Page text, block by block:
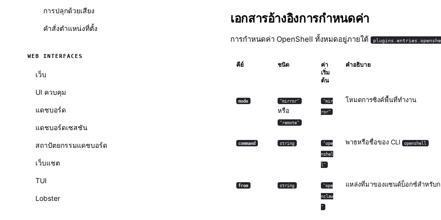
การปลุกด้วยเสียง
คำสั่งตำแหน่งที่ตั้ง
WEB INTERFACES
เว็บ
UI ควบคุม
แดชบอร์ด
แดชบอร์ดเซสชัน
สถาปัตยกรรมแดชบอร์ด
เว็บแชต
TUI
Lobster
เอกสารอ้างอิงการกำหนดค่า
การกำหนดค่า OpenShell ทั้งหมดอยู่ภายใต้
คีย์ ชนิด
ค่า
เริ่ม
ต้น
คำอธิบาย
mode "mirror"
หรือ
"remote"
"mir
ror"
โหมดการซิงค์พื้นที่ทำงาน
command string "ope
nshel
l"
พาธหรือชื่อของ CLI openshell
from string "ope
nclaw
"
แหล่งที่มาของแซนด์บ็อกซ์สำหรับกา